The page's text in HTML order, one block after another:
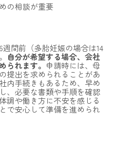
の相談が重要
間前（多胎妊娠の場合は14
自分が希望する場合、会社
られます。 申請時には、母
提出を求められることがあ
内手続きもあるため、早め
、必要な書類や手順を確認
調や働き方に不安を感じる
で安心して準備を進められ